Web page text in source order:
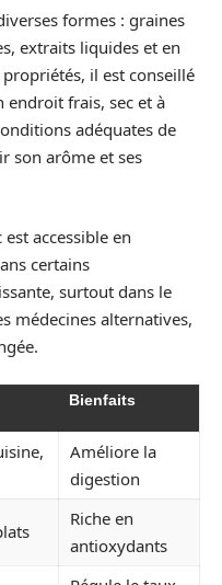
formes : graines
extraits liquides et en
il est conseillé
endroit frais, sec et à
adéquates de
son arôme et ses
accessible en
certains
surtout dans le
médecines alternatives,
Bienfaits
Améliore la
digestion
Riche en
antioxydants